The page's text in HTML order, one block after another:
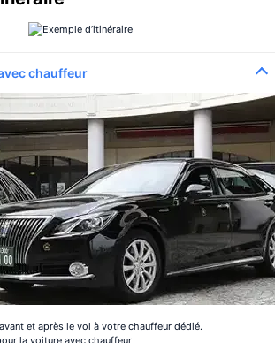
chauffeur
et après le vol à votre chauffeur dédié.